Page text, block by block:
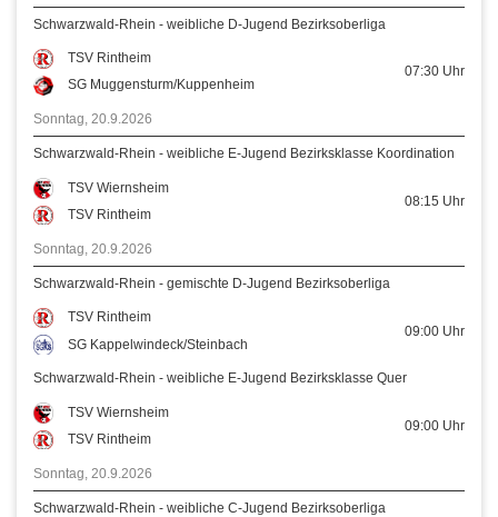
Schwarzwald-Rhein - weibliche D-Jugend Bezirksoberliga
TSV Rintheim
SG Muggensturm/Kuppenheim
07:30 Uhr
Sonntag, 20.9.2026
Schwarzwald-Rhein - weibliche E-Jugend Bezirksklasse Koordination
TSV Wiernsheim
TSV Rintheim
08:15 Uhr
Sonntag, 20.9.2026
Schwarzwald-Rhein - gemischte D-Jugend Bezirksoberliga
TSV Rintheim
SG Kappelwindeck/Steinbach
09:00 Uhr
Schwarzwald-Rhein - weibliche E-Jugend Bezirksklasse Quer
TSV Wiernsheim
TSV Rintheim
09:00 Uhr
Sonntag, 20.9.2026
Schwarzwald-Rhein - weibliche C-Jugend Bezirksoberliga